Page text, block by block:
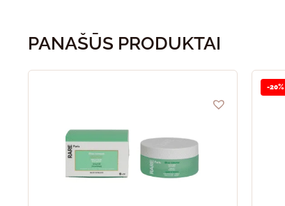
PANAŠŪS PRODUKTAI
-20%